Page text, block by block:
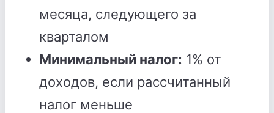
месяца, следующего за
кварталом
Минимальный налог: 1% от
доходов, если рассчитанный
налог меньше